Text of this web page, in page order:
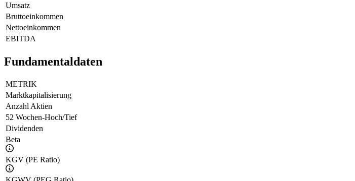
Umsatz
Bruttoeinkommen
Nettoeinkommen
EBITDA
Fundamentaldaten
METRIK
Marktkapitalisierung
Anzahl Aktien
52 Wochen-Hoch/Tief
Dividenden
Beta
KGV (PE Ratio)